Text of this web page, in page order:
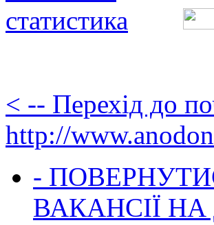
< -- Перехід до
http://
-
ВАКАНСІЇ